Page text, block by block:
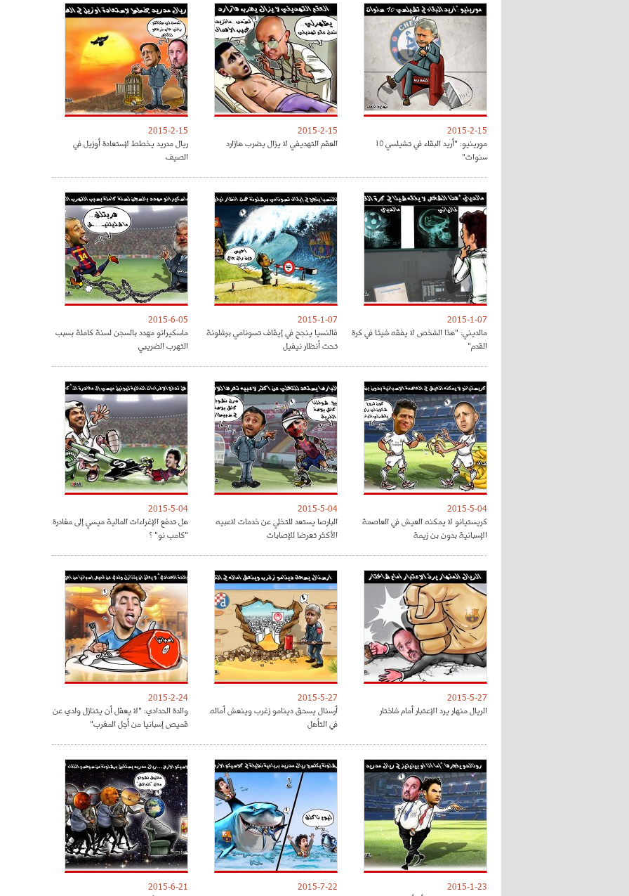
2015-2-15
مورينيو: "أريد البقاء في تشيلسي 10
سنوات"
2015-2-15
العقم التهديفي لا يزال يضرب هازارد
2015-2-15
ريال مدريد يخطط لإستعادة أوزيل في
الصيف
2015-1-07
مالديني: "هذا الشخص لا يفقه شيئا في كرة
القدم"
2015-1-07
فالنسيا ينجح في إيقاف تسونامي برشلونة
تحت أنظار نيفيل
2015-6-05
ماسكيرانو مهدد بالسجن لسنة كاملة بسبب
التهرب الضريبي
2015-5-04
كريستيانو لا يمكنه العيش في العاصمة
الإسبانية بدون بن زيمة
2015-5-04
البارصا يستعد للتخلي عن خدمات لاعبيه
الأكثر تعرضا للإصابات
2015-5-04
هل تدفع الإغراءات المالية ميسي إلى مغادرة
"كامب نو" ؟
2015-5-27
الريال منهار يرد الإعتبار أمام شاختار
2015-5-27
أرسنال يسحق دينامو زغرب وينعش أماله
في التأهل
2015-2-24
والدة الحدادي: "لا يعقل أن يتنازل ولدي عن
قميص إسبانيا من أجل المغرب"
2015-1-23
2015-7-22
2015-6-21